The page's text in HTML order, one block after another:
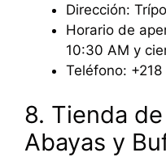
Dirección:
Horario de
10:30 AM y
Teléfono:
8. Tienda
Abayas y